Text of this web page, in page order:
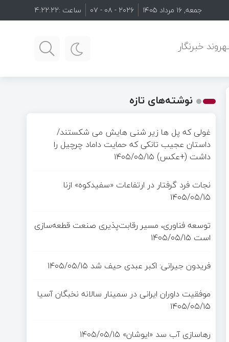
جمعه, ۱۶ مرداد ۱۴۰۵ ۲۰۲۶ - ۰۸ - ۰۷ ساعت :4:22:24
خبرنگار
نوشته‌های تازه
غولی که پل ها زیر شنی هایش می شکستند/
داستان عجیب تانکی که حمایت داماد چرچیل را
داشت (+عکس) ۱۴۰۵/۰۵/۱۵
نجات فرد گرفتار در ارتفاعات «سفیدکوه» ازنا
۱۴۰۵/۰۵/۱۵
توسعه فناوری، مسیر رقابت‌پذیری صنعت قطعه‌سازی
است ۱۴۰۵/۰۵/۱۵
فریدون جیرانی: اکبر عبدی حیف شد ۱۴۰۵/۰۵/۱۵
موفقیت داوران ایرانی در سمینار سالانه نخبگان آسیا
۱۴۰۵/۰۵/۱۵
رهاسازی آب سد «ایوشان» ۱۴۰۵/۰۵/۱۵